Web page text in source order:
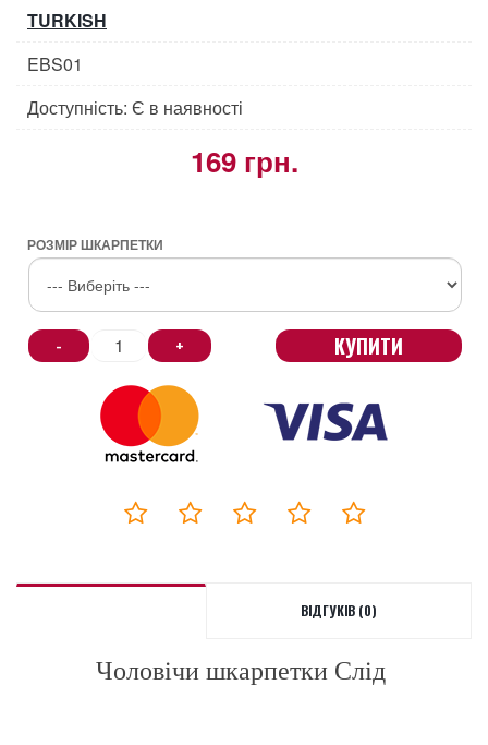
TURKISH
EBS01
Доступність: Є в наявності
169 грн.
РОЗМІР ШКАРПЕТКИ
- + КУПИТИ
ВІДГУКІВ (0)
Чоловічи шкарпетки Слід